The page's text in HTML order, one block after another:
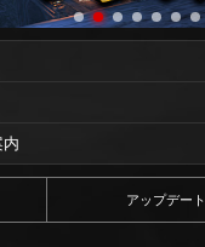
アップデート